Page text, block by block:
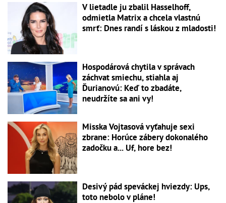
V lietadle ju zbalil Hasselhoff,
odmietla Matrix a chcela vlastnú
smrť: Dnes randí s láskou z mladosti!
Hospodárová chytila v správach
záchvat smiechu, stiahla aj
Ďurianovú: Keď to zbadáte,
neudržíte sa ani vy!
Misska Vojtasová vyťahuje sexi
zbrane: Horúce zábery dokonalého
zadočku a... Uf, hore bez!
Desivý pád speváckej hviezdy: Ups,
toto nebolo v pláne!